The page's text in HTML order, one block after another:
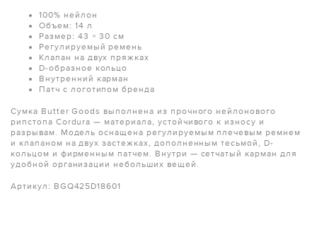
100% нейлон
Объем: 14 л
Размер: 43 × 30 см
Регулируемый ремень
Клапан на двух пряжках
D-образное кольцо
Внутренний карман
Патч с логотипом бренда
Сумка Butter Goods выполнена из прочного нейлонового
рипстопа Cordura — материала, устойчивого к износу и
разрывам. Модель оснащена регулируемым плечевым ремнем
и клапаном на двух застежках, дополненным тесьмой, D-
кольцом и фирменным патчем. Внутри — сетчатый карман для
удобной организации небольших вещей.
Артикул: BGQ425D18601